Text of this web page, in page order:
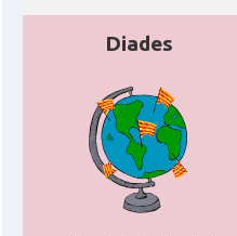
Diades